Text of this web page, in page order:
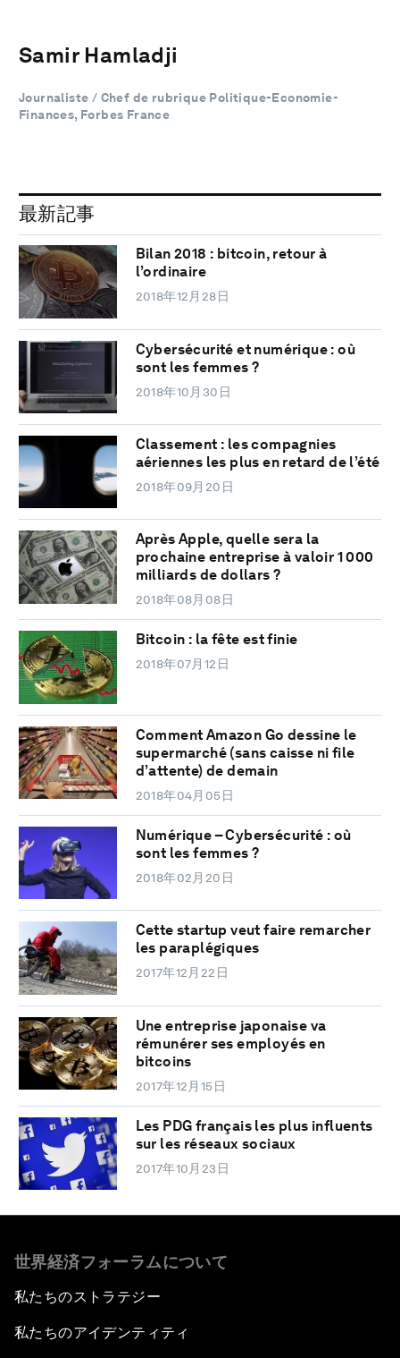
Samir Hamladji
Journaliste / Chef de rubrique Politique-Economie-
Finances, Forbes France
最新記事
Bilan 2018 : bitcoin, retour à
l’ordinaire
2018年12月28日
Cybersécurité et numérique : où
sont les femmes ?
2018年10月30日
Classement : les compagnies
aériennes les plus en retard de l’été
2018年09月20日
Après Apple, quelle sera la
prochaine entreprise à valoir 1 000
milliards de dollars ?
2018年08月08日
Bitcoin : la fête est finie
2018年07月12日
Comment Amazon Go dessine le
supermarché (sans caisse ni file
d’attente) de demain
2018年04月05日
Numérique – Cybersécurité : où
sont les femmes ?
2018年02月20日
Cette startup veut faire remarcher
les paraplégiques
2017年12月22日
Une entreprise japonaise va
rémunérer ses employés en
bitcoins
2017年12月15日
Les PDG français les plus influents
sur les réseaux sociaux
2017年10月23日
世界経済フォーラムについて
私たちのストラテジー
私たちのアイデンティティ